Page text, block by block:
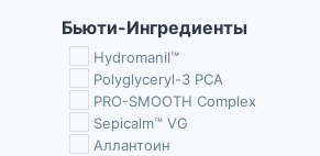
Бьюти-Ингредиенты
Hydromanil™
Polyglyceryl-3 PCA
PRO-SMOOTH Complex
Sepicalm™ VG
Аллантоин